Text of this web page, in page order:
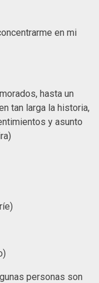
en mi
hasta un
tan larga la historia,
y asunto
personas son